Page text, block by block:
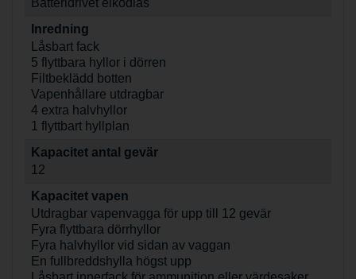
Batteridrivet elkodlås
Inredning
Låsbart fack
5 flyttbara hyllor i dörren
Filtbeklädd botten
Vapenhållare utdragbar
4 extra halvhyllor
1 flyttbart hyllplan
Kapacitet antal gevär
12
Kapacitet vapen
Utdragbar vapenvagga för upp till 12 gevär
Fyra flyttbara dörrhyllor
Fyra halvhyllor vid sidan av vaggan
En fullbreddshylla högst upp